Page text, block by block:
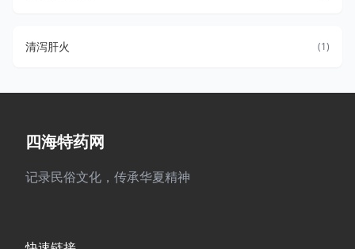
清泻肝火 (1)
四海特药网
记录民俗文化，传承华夏精神